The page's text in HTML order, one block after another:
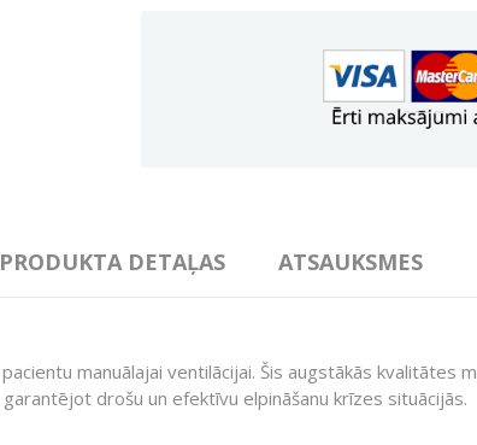
PRODUKTA DETAĻAS ATSAUKSMES
manuālajai ventilācijai. Šis augstākās kvalitātes
drošu un efektīvu elpināšanu krīzes situācijās.